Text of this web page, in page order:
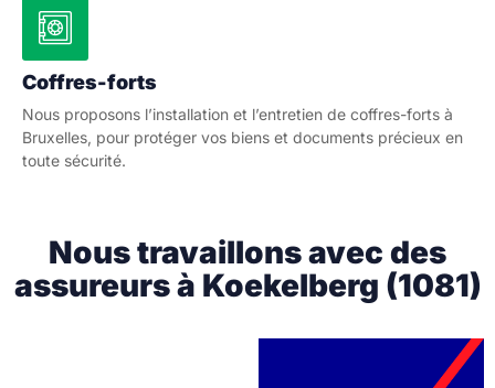
Coffres-forts
Nous proposons l’installation et l’entretien de coffres-forts à
Bruxelles, pour protéger vos biens et documents précieux en
toute sécurité.
Nous travaillons avec des
assureurs à Koekelberg (1081)